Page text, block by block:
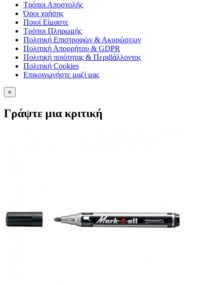
Τρόποι Αποστολής
Όροι χρήσης
Ποιοί Είμαστε
Τρόποι Πληρωμής
Πολιτική Επιστροφών & Ακυρώσεων
Πολιτική Απορρήτου & GDPR
Πολιτική ποιότητας & Περιβάλλοντος
Πολιτική Cookies
Επικοινωνήστε μαζί μας
×
Γράψτε μια κριτική